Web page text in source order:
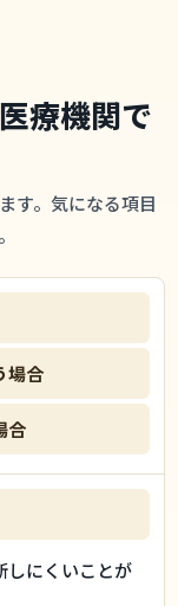
療機関で
す。気になる項目
場合
合
しにくいことが